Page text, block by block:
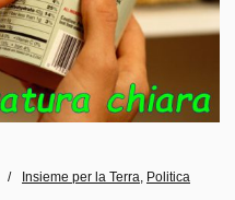
Insieme per la Terra Politica